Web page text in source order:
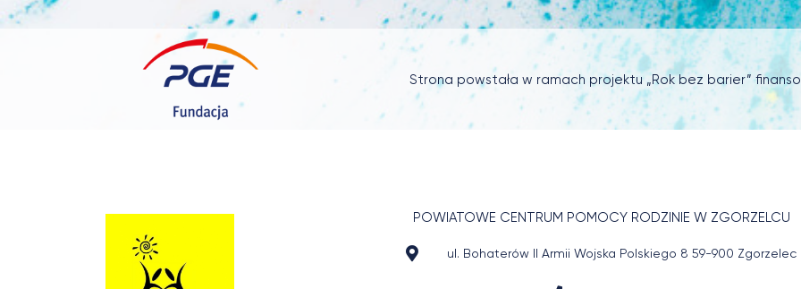
Strona powstała w ramach projektu „Rok bez barier”
POWIATOWE CENTRUM POMOCY RODZINIE W ZGORZELCU
ul. Bohaterów II Armii Wojska Polskiego 8 59-900 Zgorzelec